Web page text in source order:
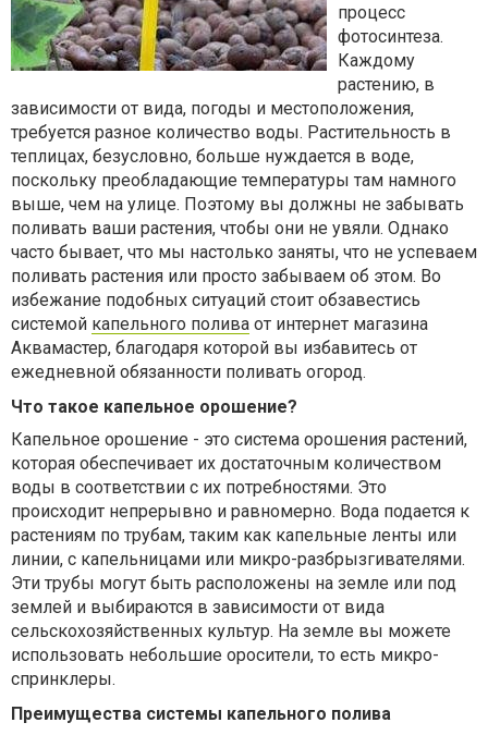
процесс
фотосинтеза.
Каждому
растению, в
зависимости от вида, погоды и местоположения,
требуется разное количество воды. Растительность в
теплицах, безусловно, больше нуждается в воде,
поскольку преобладающие температуры там намного
выше, чем на улице. Поэтому вы должны не забывать
поливать ваши растения, чтобы они не увяли. Однако
часто бывает, что мы настолько заняты, что не успеваем
поливать растения или просто забываем об этом. Во
избежание подобных ситуаций стоит обзавестись
системой капельного полива от интернет магазина
Аквамастер, благодаря которой вы избавитесь от
ежедневной обязанности поливать огород.
Что такое капельное орошение?
Капельное орошение - это система орошения растений,
которая обеспечивает их достаточным количеством
воды в соответствии с их потребностями. Это
происходит непрерывно и равномерно. Вода подается к
растениям по трубам, таким как капельные ленты или
линии, с капельницами или микро-разбрызгивателями.
Эти трубы могут быть расположены на земле или под
землей и выбираются в зависимости от вида
сельскохозяйственных культур. На земле вы можете
использовать небольшие оросители, то есть микро-
спринклеры.
Преимущества системы капельного полива